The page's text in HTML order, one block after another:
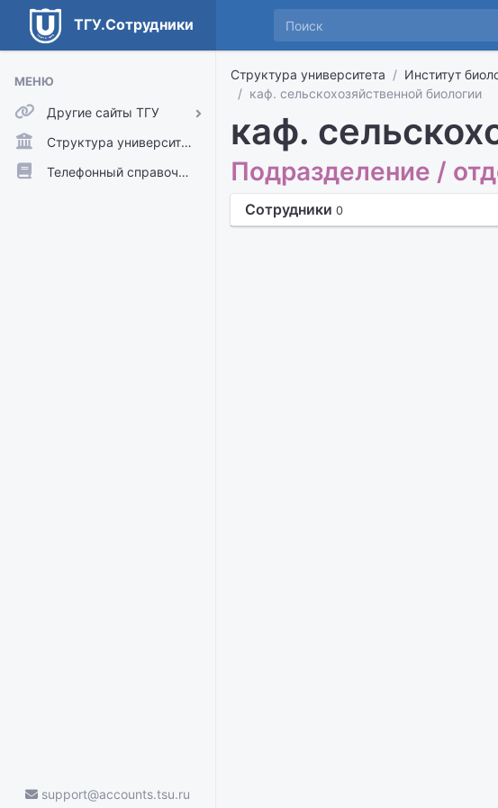
ТГУ.Сотрудники
МЕНЮ
Другие сайты ТГУ
ТГУ.Аккаунты
ТГУ.Расписание
Структура университета
Телефонный справочник
support@accounts.tsu.ru
Структура университета
Институт
каф. сельскохозяйственной биологии
каф.
Подразделение /
Сотрудники 0